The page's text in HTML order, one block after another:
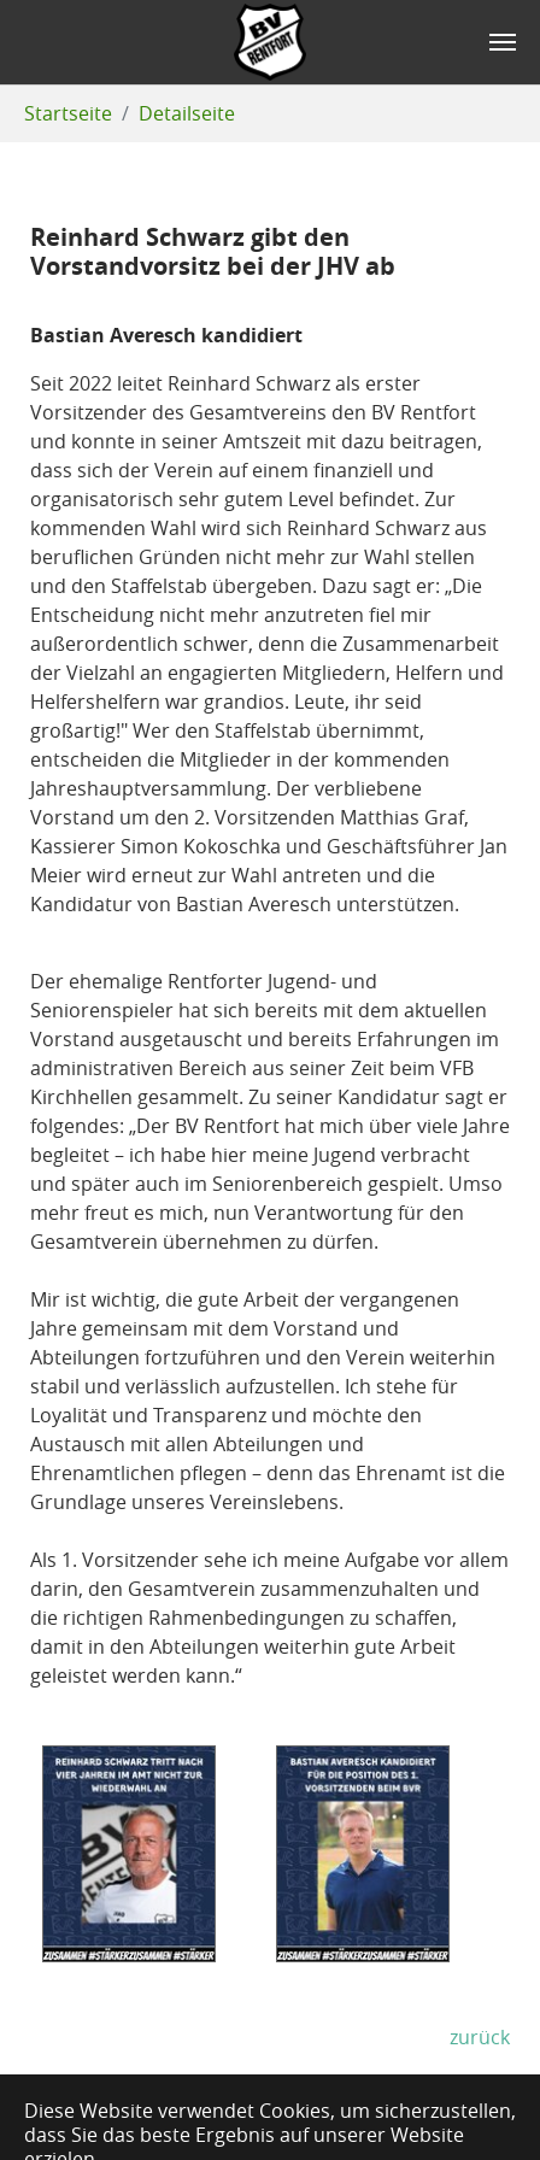
Diese Website verwendet Cookies, um sicherzustellen,
dass Sie das beste Ergebnis auf unserer Website
Startseite Detailseite
Reinhard Schwarz gibt den
Vorstandvorsitz bei der JHV ab
Bastian Averesch kandidiert
Seit 2022 leitet Reinhard Schwarz als erster
Vorsitzender des Gesamtvereins den BV Rentfort
und konnte in seiner Amtszeit mit dazu beitragen,
dass sich der Verein auf einem finanziell und
organisatorisch sehr gutem Level befindet. Zur
kommenden Wahl wird sich Reinhard Schwarz aus
beruflichen Gründen nicht mehr zur Wahl stellen
und den Staffelstab übergeben. Dazu sagt er: „Die
Entscheidung nicht mehr anzutreten fiel mir
außerordentlich schwer, denn die Zusammenarbeit
der Vielzahl an engagierten Mitgliedern, Helfern und
Helfershelfern war grandios. Leute, ihr seid
großartig!" Wer den Staffelstab übernimmt,
entscheiden die Mitglieder in der kommenden
Jahreshauptversammlung. Der verbliebene
Vorstand um den 2. Vorsitzenden Matthias Graf,
Kassierer Simon Kokoschka und Geschäftsführer Jan
Meier wird erneut zur Wahl antreten und die
Kandidatur von Bastian Averesch unterstützen.
Der ehemalige Rentforter Jugend- und
Seniorenspieler hat sich bereits mit dem aktuellen
Vorstand ausgetauscht und bereits Erfahrungen im
administrativen Bereich aus seiner Zeit beim VFB
Kirchhellen gesammelt. Zu seiner Kandidatur sagt er
folgendes: „Der BV Rentfort hat mich über viele Jahre
begleitet – ich habe hier meine Jugend verbracht
und später auch im Seniorenbereich gespielt. Umso
mehr freut es mich, nun Verantwortung für den
Gesamtverein übernehmen zu dürfen.
Mir ist wichtig, die gute Arbeit der vergangenen
Jahre gemeinsam mit dem Vorstand und
Abteilungen fortzuführen und den Verein weiterhin
stabil und verlässlich aufzustellen. Ich stehe für
Loyalität und Transparenz und möchte den
Austausch mit allen Abteilungen und
Ehrenamtlichen pflegen – denn das Ehrenamt ist die
Grundlage unseres Vereinslebens.
Als 1. Vorsitzender sehe ich meine Aufgabe vor allem
darin, den Gesamtverein zusammenzuhalten und
die richtigen Rahmenbedingungen zu schaffen,
damit in den Abteilungen weiterhin gute Arbeit
geleistet werden kann.“
zurück
Impressum